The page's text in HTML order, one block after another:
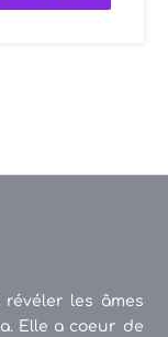
révéler les âmes
Elle a coeur de